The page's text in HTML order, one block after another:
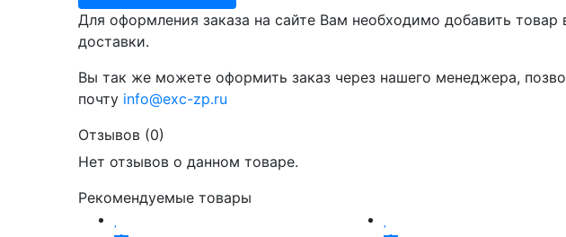
Для оформления заказа на сайте Вам необходимо добавить
доставки.
Вы так же можете оформить заказ через нашего менеджера,
почту info@exc-zp.ru
Отзывов (0)
Нет отзывов о данном товаре.
Рекомендуемые товары